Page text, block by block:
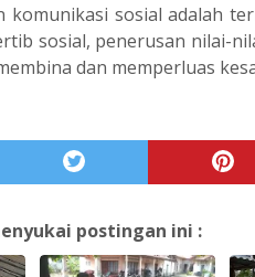
komunikasi sosial adalah
sosial, penerusan nilai-
dan memperluas
postingan ini :